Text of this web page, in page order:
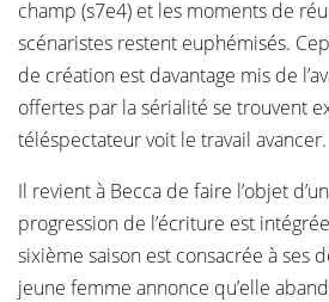
champ (s7e4) et les moments de
scénaristes restent euphémisés.
de création est davantage mis de
offertes par la sérialité se trouvent
téléspectateur voit le travail avancer.
Il revient à Becca de faire l’objet
progression de l’écriture est
sixième saison est consacrée à ses
jeune femme annonce qu’elle